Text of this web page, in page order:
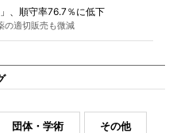
、順守率76.7％に低下
の適切販売も微減
団体・学術 その他